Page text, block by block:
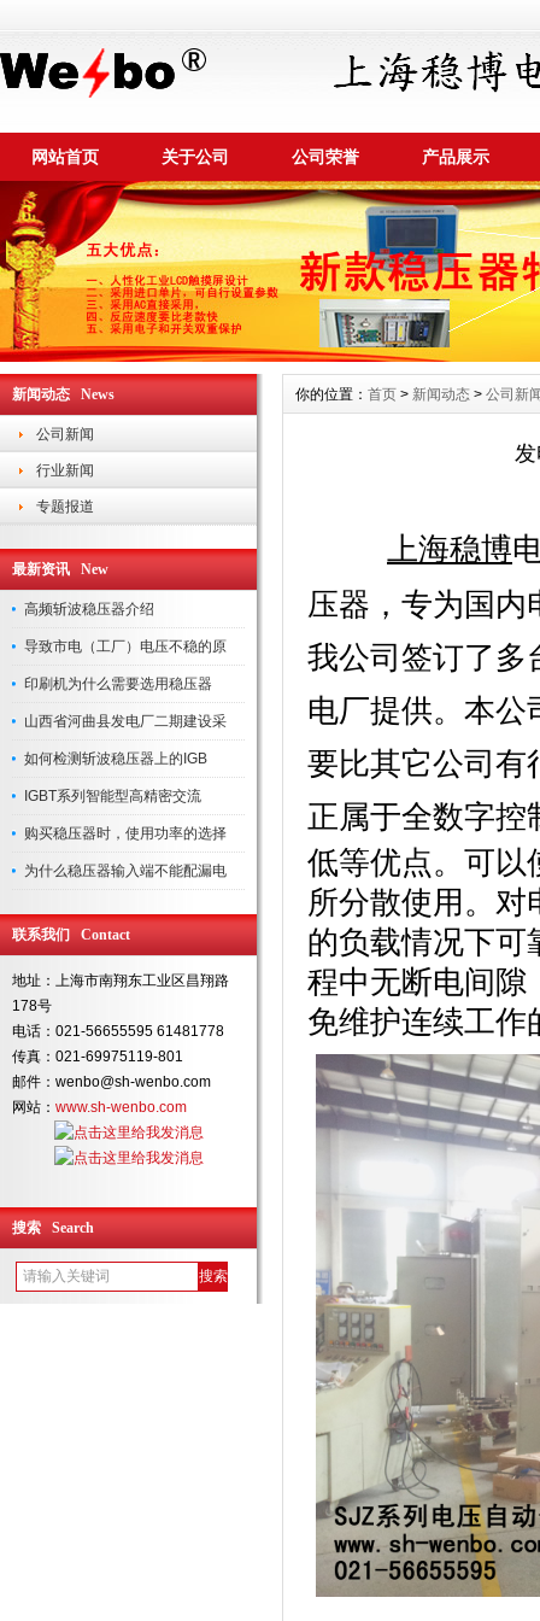
网站首页 关于公司 公司荣誉 产品展示
新闻动态 News
公司新闻
行业新闻
专题报道
最新资讯 New
高频斩波稳压器介绍
导致市电（工厂）电压不稳的原
印刷机为什么需要选用稳压器
山西省河曲县发电厂二期建设采
如何检测斩波稳压器上的IGB
IGBT系列智能型高精密交流
购买稳压器时，使用功率的选择
为什么稳压器输入端不能配漏电
联系我们 Contact
地址：上海市南翔东工业区昌翔路
178号
电话：021-56655595 61481778
传真：021-69975119-801
邮件：wenbo@sh-wenbo.com
网站： www.sh-wenbo.com
搜索 Search
你的位置： 首页 > 新闻动态 > 公司新
上海稳博
压器 ，专为国
我公司签订了多
电厂提供。本公
要比其它公司有
正属于全数字控
低等优点。可以
所分散使用。
的负载情况下可
程中无断电间隙
免维护连续工作